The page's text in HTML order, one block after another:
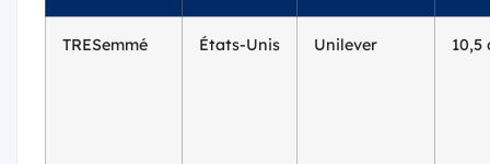
TRESemmé États-Unis Unilever 10,5